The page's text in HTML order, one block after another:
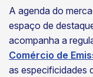
A agenda do
espaço de
acompanha a
Comércio de
as especificidades